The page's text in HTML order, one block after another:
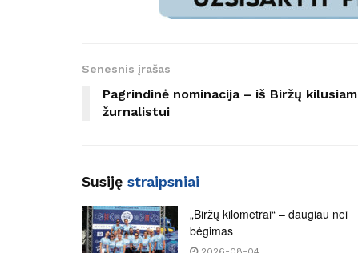
Senesnis įrašas
Pagrindinė nominacija – iš Biržų kilusiam
žurnalistui
Susiję straipsniai
„Biržų kilometrai“ – daugiau nei
bėgimas